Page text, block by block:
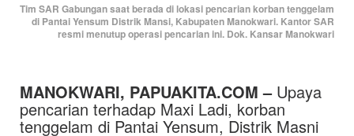
Tim SAR Gabungan saat berada di lokasi pencarian korban tenggelam
di Pantai Yensum Distrik Mansi, Kabupaten Manokwari. Kantor SAR
resmi menutup operasi pencarian ini. Dok. Kansar Manokwari
MANOKWARI, PAPUAKITA.COM – Upaya
pencarian terhadap Maxi Ladi, korban
tenggelam di Pantai Yensum, Distrik Masni